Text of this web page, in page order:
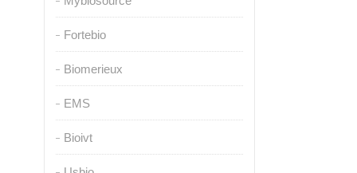
Fortebio
Biomerieux
EMS
Bioivt